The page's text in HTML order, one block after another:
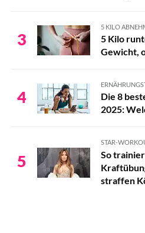
3
5 KILO
5 Kilo
Gewicht,
4
Die 8
2025:
5
STAR-
So
straffen